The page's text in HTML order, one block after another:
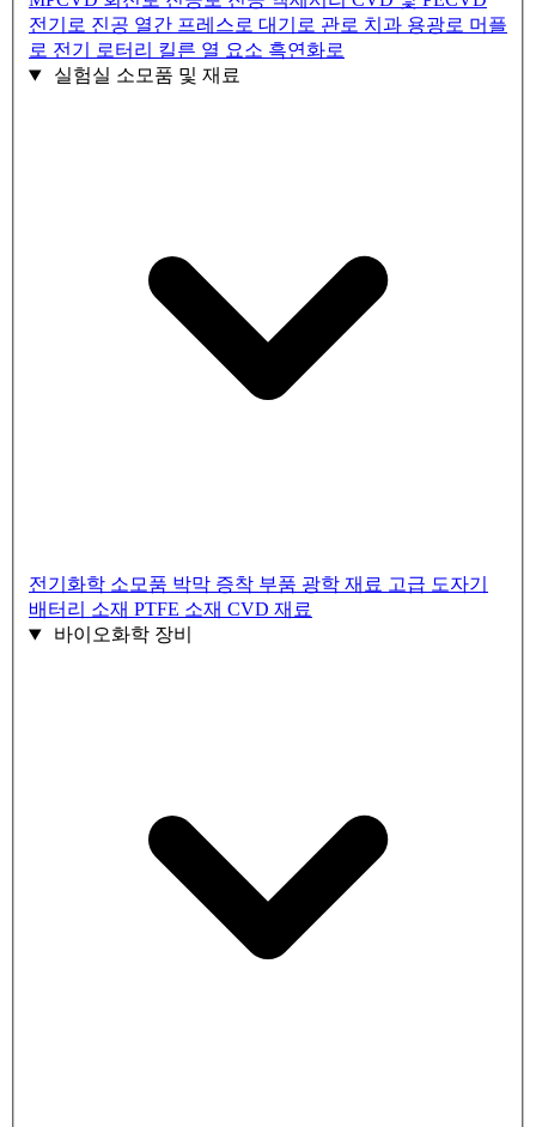
전기로 진공 열간 프레스로 대기로 관로 치과 용광로 머플
로 전기 로터리 킬른 열 요소 흑연화로
실험실 소모품 및 재료
전기화학 소모품 박막 증착 부품 광학 재료 고급 도자기
배터리 소재 PTFE 소재 CVD 재료
바이오화학 장비